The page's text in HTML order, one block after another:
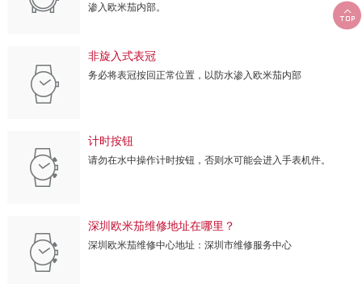
渗入欧米茄内部。
非旋入式表冠
务必将表冠按回正常位置，以防水渗入欧米茄内部
计时按钮
请勿在水中操作计时按钮，否则水可能会进入手表机件。
深圳欧米茄维修地址在哪里？
深圳欧米茄维修中心地址：深圳市维修服务中心
